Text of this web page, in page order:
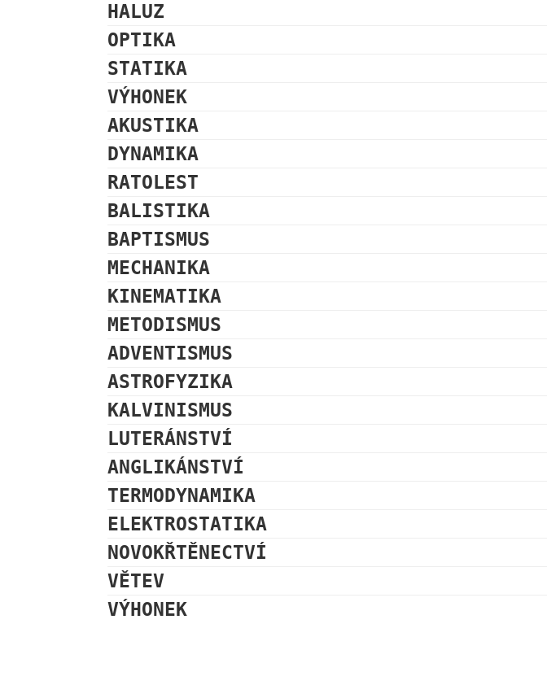
HALUZ
OPTIKA
STATIKA
VÝHONEK
AKUSTIKA
DYNAMIKA
RATOLEST
BALISTIKA
BAPTISMUS
MECHANIKA
KINEMATIKA
METODISMUS
ADVENTISMUS
ASTROFYZIKA
KALVINISMUS
LUTERÁNSTVÍ
ANGLIKÁNSTVÍ
TERMODYNAMIKA
ELEKTROSTATIKA
NOVOKŘTĚNECTVÍ
VĚTEV
VÝHONEK